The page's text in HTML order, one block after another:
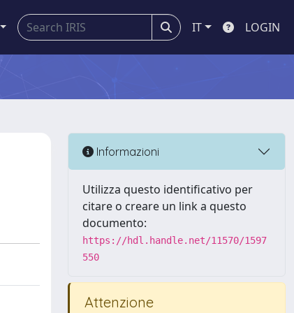
IT LOGIN
Informazioni
Utilizza questo identificativo per
citare o creare un link a questo
documento:
https://hdl.handle.net/11570/1597
550
Attenzione